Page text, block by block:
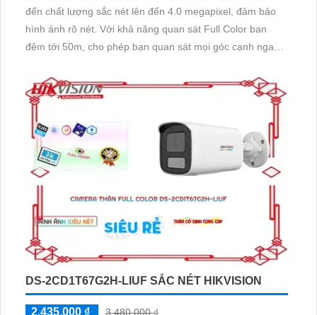
đến chất lượng sắc nét lên đến 4.0 megapixel, đảm bảo
hình ảnh rõ nét. Với khả năng quan sát Full Color ban
đêm tới 50m, cho phép bạn quan sát mọi góc cạnh ngay
xử lý tín hiệu mạng một cách ổn định, không ảnh hưởng
đến chất lượng hình ảnh
DS-2CD1T67G2H-LIUF SẮC NÉT HIKVISION
2,435,000 ₫
3,480,000 ₫